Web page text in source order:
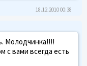
18.12.2010 00:38
Молодчинка!!!!
с вами всегда есть